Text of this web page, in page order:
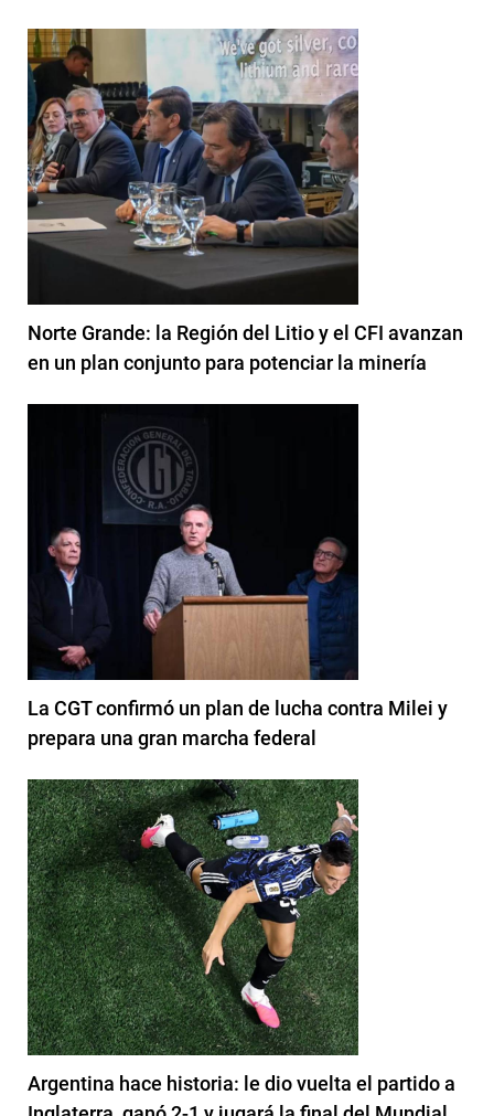
Norte Grande: la Región del Litio y el CFI avanzan
en un plan conjunto para potenciar la minería
La CGT confirmó un plan de lucha contra Milei y
prepara una gran marcha federal
Argentina hace historia: le dio vuelta el partido a